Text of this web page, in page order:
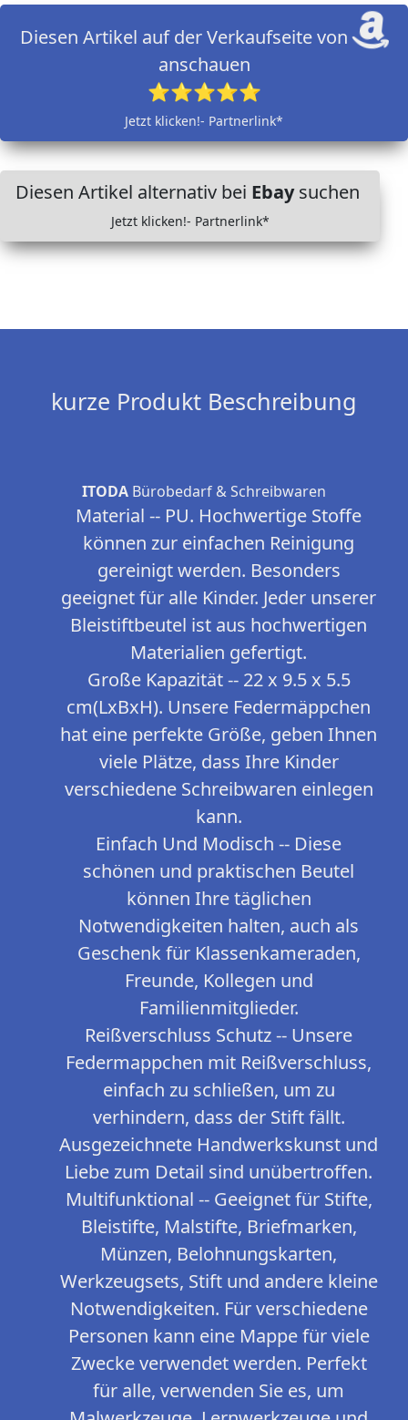
Diesen Artikel auf der Verkaufseite von
anschauen
⭐⭐⭐⭐⭐
Jetzt klicken!- Partnerlink*
Diesen Artikel alternativ bei Ebaysuchen
Jetzt klicken!- Partnerlink*
kurze Produkt Beschreibung
ITODA Bürobedarf & Schreibwaren
Material -- PU. Hochwertige Stoffe
können zur einfachen Reinigung
gereinigt werden. Besonders
geeignet für alle Kinder. Jeder unserer
Bleistiftbeutel ist aus hochwertigen
Materialien gefertigt.
Große Kapazität -- 22 x 9.5 x 5.5
cm(LxBxH). Unsere Federmäppchen
hat eine perfekte Größe, geben Ihnen
viele Plätze, dass Ihre Kinder
verschiedene Schreibwaren einlegen
kann.
Einfach Und Modisch -- Diese
schönen und praktischen Beutel
können Ihre täglichen
Notwendigkeiten halten, auch als
Geschenk für Klassenkameraden,
Freunde, Kollegen und
Familienmitglieder.
Reißverschluss Schutz -- Unsere
Federmappchen mit Reißverschluss,
einfach zu schließen, um zu
verhindern, dass der Stift fällt.
Ausgezeichnete Handwerkskunst und
Liebe zum Detail sind unübertroffen.
Multifunktional -- Geeignet für Stifte,
Bleistifte, Malstifte, Briefmarken,
Münzen, Belohnungskarten,
Werkzeugsets, Stift und andere kleine
Notwendigkeiten. Für verschiedene
Personen kann eine Mappe für viele
Zwecke verwendet werden. Perfekt
für alle, verwenden Sie es, um